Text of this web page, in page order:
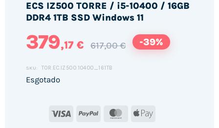
ECS IZ500 TORRE / i5-10400 / 16GB
DDR4 1TB SSD Windows 11
379,17 € 617,00 € -39%
SKU: TOR.EC.IZ500.10400_161TB
Esgotado
Visa PayPal MasterCard
Apple